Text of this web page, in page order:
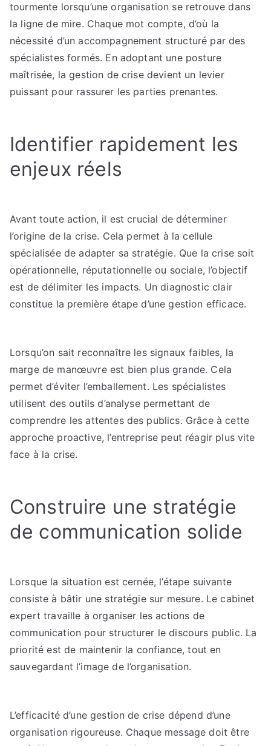
tourmente lorsqu’une organisation se retrouve dans
la ligne de mire. Chaque mot compte, d’où la
nécessité d’un accompagnement structuré par des
spécialistes formés. En adoptant une posture
maîtrisée, la gestion de crise devient un levier
puissant pour rassurer les parties prenantes.
Identifier rapidement les
enjeux réels
Avant toute action, il est crucial de déterminer
l’origine de la crise. Cela permet à la cellule
spécialisée de adapter sa stratégie. Que la crise soit
opérationnelle, réputationnelle ou sociale, l’objectif
est de délimiter les impacts. Un diagnostic clair
constitue la première étape d’une gestion efficace.
Lorsqu’on sait reconnaître les signaux faibles, la
marge de manœuvre est bien plus grande. Cela
permet d’éviter l’emballement. Les spécialistes
utilisent des outils d’analyse permettant de
comprendre les attentes des publics. Grâce à cette
approche proactive, l’entreprise peut réagir plus vite
face à la crise.
Construire une stratégie
de communication solide
Lorsque la situation est cernée, l’étape suivante
consiste à bâtir une stratégie sur mesure. Le cabinet
expert travaille à organiser les actions de
communication pour structurer le discours public. La
priorité est de maintenir la confiance, tout en
sauvegardant l’image de l’organisation.
L’efficacité d’une gestion de crise dépend d’une
organisation rigoureuse. Chaque message doit être